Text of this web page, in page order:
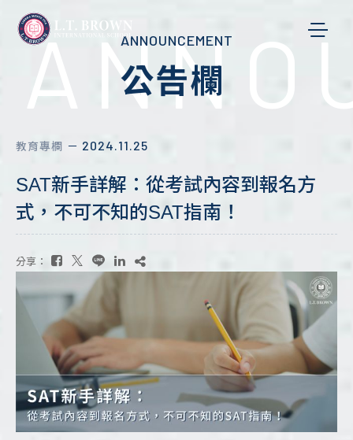
ANNOUNCEMENT
公告欄
教育專欄 － 2024.11.25
SAT新手詳解：從考試內容到報名方
式，不可不知的SAT指南！
分享：